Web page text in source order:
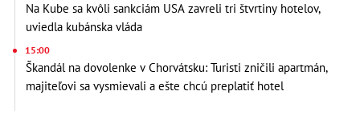
Na Kube sa kvôli sankciám USA zavreli tri štvrtiny hotelov,
uviedla kubánska vláda
15:00
Škandál na dovolenke v Chorvátsku: Turisti zničili apartmán,
majiteľovi sa vysmievali a ešte chcú preplatiť hotel